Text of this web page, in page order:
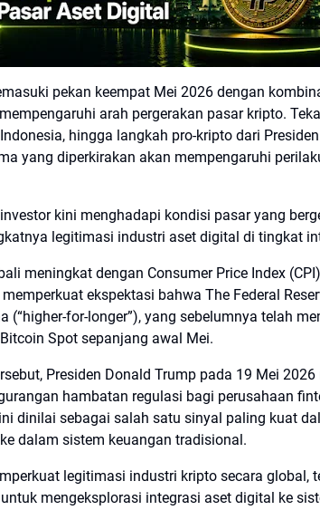
pekan keempat Mei 2026 dengan
arah pergerakan pasar kripto.
hingga langkah pro-kripto dari
yang diperkirakan akan mempengaruhi
kini menghadapi kondisi pasar yang
legitimasi industri aset digital di tingkat
meningkat dengan Consumer Price Index
ekspektasi bahwa The Federal
(“higher-for-longer”), yang sebelumnya telah
Spot sepanjang awal Mei.
Presiden Donald Trump pada 19 Mei
hambatan regulasi bagi perusahaan
dinilai sebagai salah satu sinyal paling kuat
dalam sistem keuangan tradisional.
legitimasi industri kripto secara global,
mengeksplorasi integrasi aset digital ke